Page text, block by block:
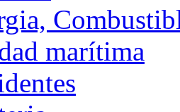
marítima